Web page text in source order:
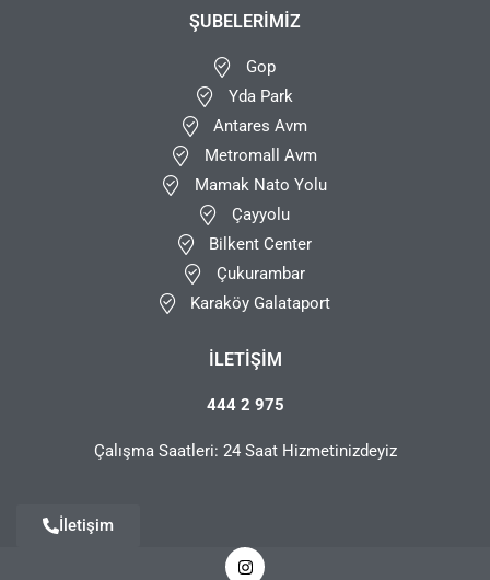
ŞUBELERIMIZ
Gop
Yda Park
Antares Avm
Metromall Avm
Mamak Nato Yolu
Çayyolu
Bilkent Center
Çukurambar
Karaköy Galataport
İLETIŞIM
444 2 975
Çalışma Saatleri: 24 Saat Hizmetinizdeyiz
İletişim